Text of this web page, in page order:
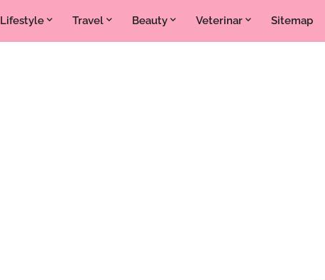
Lifestyle Travel Beauty Veterinar Sitemap